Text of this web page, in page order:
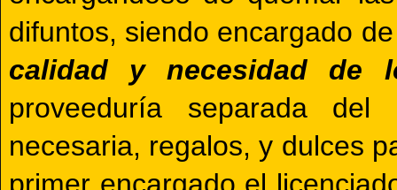
difuntos, siendo encargado
calidad y necesidad de
proveeduría separada
necesaria, regalos, y dulces